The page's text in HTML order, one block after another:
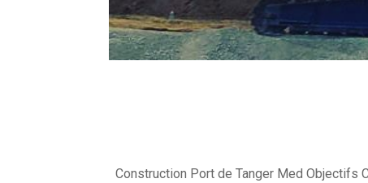
Construction Port de Tanger Med Objectifs